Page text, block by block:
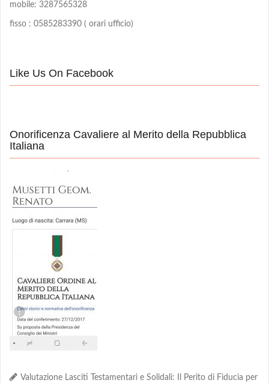
mobile: 3287565328
fisso : 0585283390 ( orari ufficio)
Like Us On Facebook
Onorificenza Cavaliere al Merito della Repubblica
Italiana
Valutazione Lasciti Testamentari e Solidali: Il Perito di Fiducia per